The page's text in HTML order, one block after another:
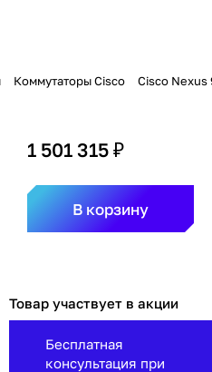
Коммутаторы Cisco Cisco Nexus
1 501 315 ₽
В корзину
Товар участвует в акции
Бесплатная
консультация при